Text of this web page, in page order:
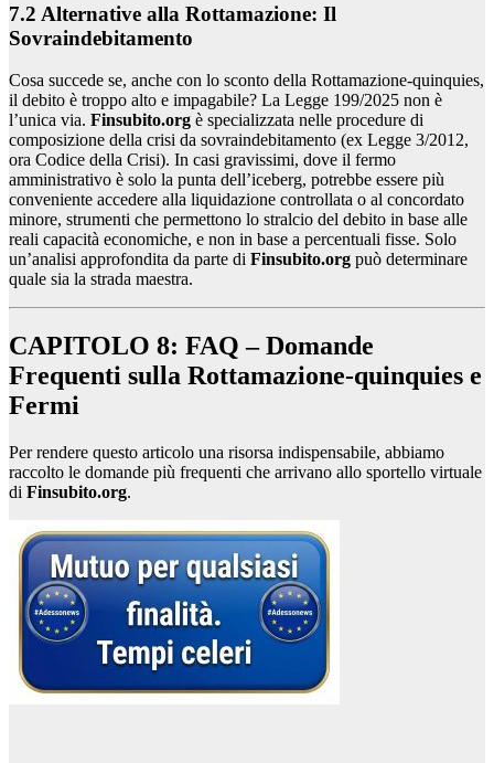
7.2 Alternative alla Rottamazione: Il
Sovraindebitamento
Cosa succede se, anche con lo sconto della Rottamazione-quinquies,
il debito è troppo alto e impagabile? La Legge 199/2025 non è
l’unica via. Finsubito.org è specializzata nelle procedure di
composizione della crisi da sovraindebitamento (ex Legge 3/2012,
ora Codice della Crisi). In casi gravissimi, dove il fermo
amministrativo è solo la punta dell’iceberg, potrebbe essere più
conveniente accedere alla liquidazione controllata o al concordato
minore, strumenti che permettono lo stralcio del debito in base alle
reali capacità economiche, e non in base a percentuali fisse. Solo
un’analisi approfondita da parte di Finsubito.org può determinare
quale sia la strada maestra.
CAPITOLO 8: FAQ – Domande
Frequenti sulla Rottamazione-quinquies e
Fermi
Per rendere questo articolo una risorsa indispensabile, abbiamo
raccolto le domande più frequenti che arrivano allo sportello virtuale
di Finsubito.org.